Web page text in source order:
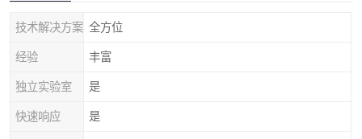
技术解决方案 全方位
经验 丰富
独立实验室 是
快速响应 是